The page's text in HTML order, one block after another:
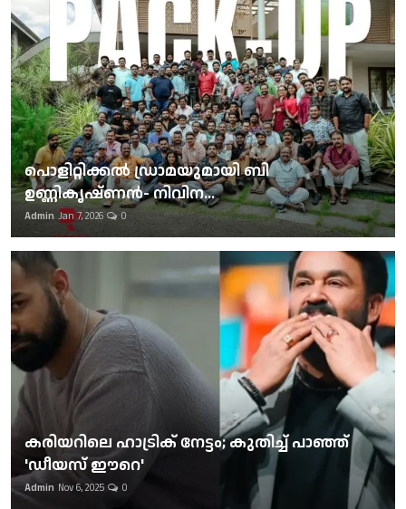
പൊളിറ്റിക്കല്‍ ഡ്രാമയുമായി ബി
ഉണ്ണികൃഷ്ണന്‍- നിവിന...
Admin Jan 7, 2026 0
കരിയറിലെ ഹാട്രിക് നേട്ടം; കുതിച്ച് പാഞ്ഞ്
'ഡീയസ് ഈറെ'
Admin Nov 6, 2025 0